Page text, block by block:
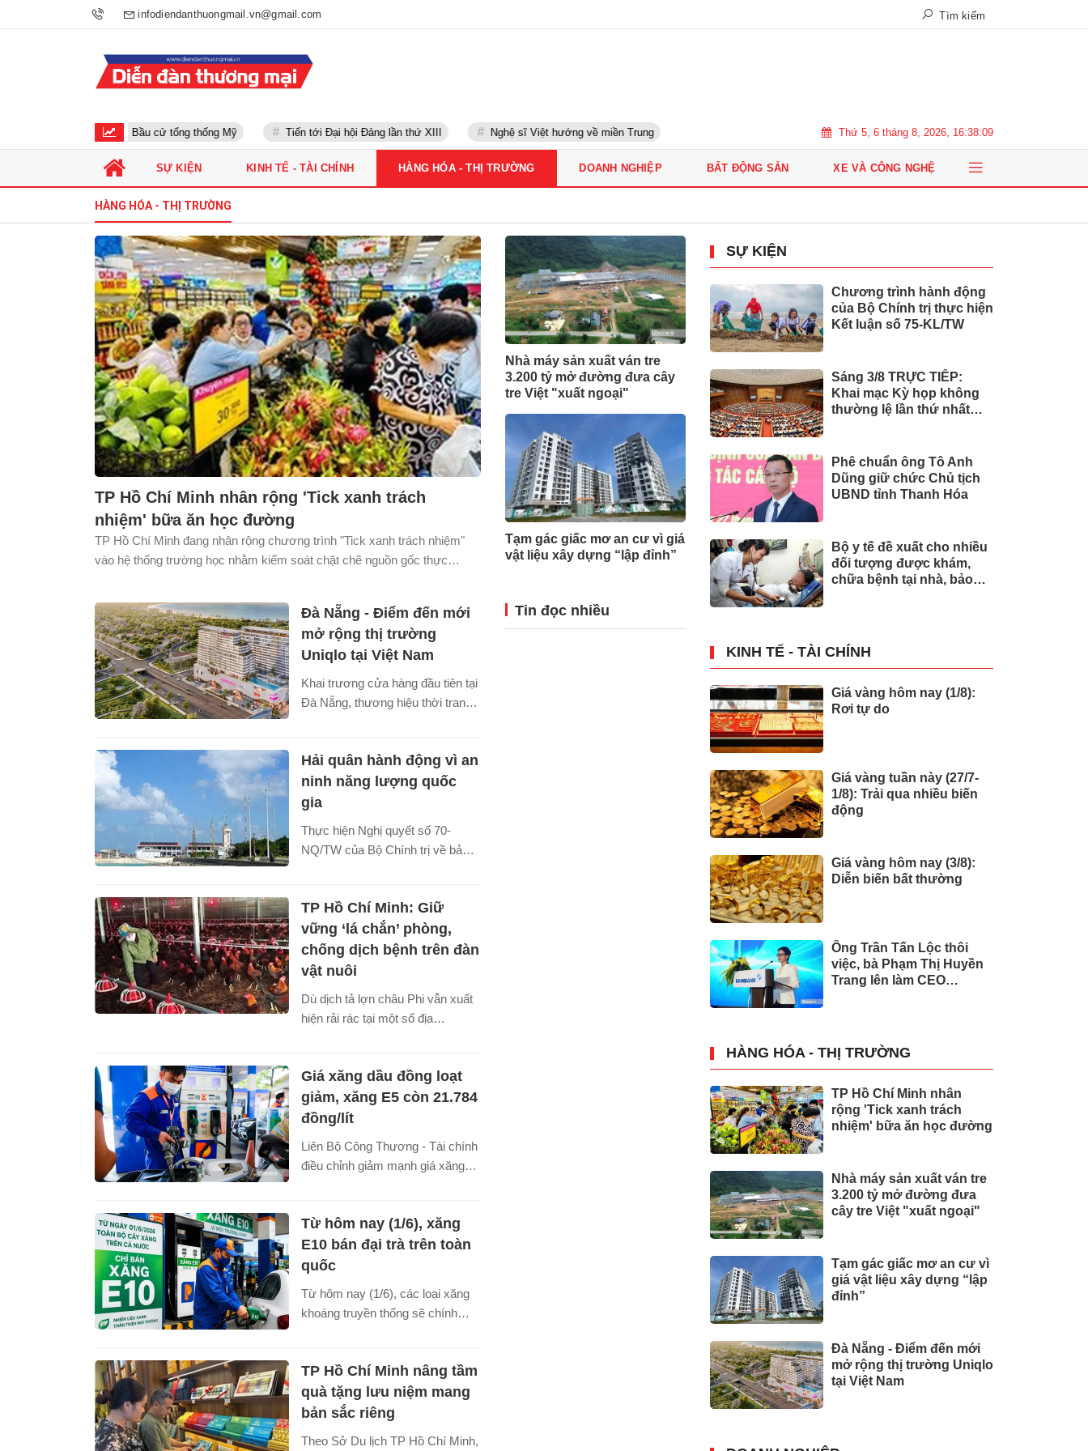
infodiendanthuongmail.vn@gmail.com Tìm kiếm
Bầu cử tổng thống Mỹ Tiến tới Đại hội Đảng lần thứ XIII Nghệ sĩ Việt hướng về miền Trung Thứ 5, 6 tháng 8, 2026, 16:38:10
SỰ KIỆN KINH TẾ - TÀI CHÍNH HÀNG HÓA - THỊ TRƯỜNG DOANH NGHIỆP BẤT ĐỘNG SẢN XE VÀ CÔNG NGHỆ
HÀNG HÓA - THỊ TRƯỜNG
TP Hồ Chí Minh nhân rộng 'Tick xanh trách
nhiệm' bữa ăn học đường
TP Hồ Chí Minh đang nhân rộng chương trình "Tick xanh trách nhiệm"
vào hệ thống trường học nhằm kiểm soát chặt chẽ nguồn gốc thực
niềm tin của phụ huynh đối với an toàn thực phẩm học đường.
Nhà máy sản xuất ván tre
3.200 tỷ mở đường đưa cây
tre Việt "xuất ngoại"
Tạm gác giấc mơ an cư vì giá
vật liệu xây dựng “lập đỉnh”
Đà Nẵng - Điểm đến mới
mở rộng thị trường
Uniqlo tại Việt Nam
Khai trương cửa hàng đầu tiên tại
Đà Nẵng, thương hiệu thời trang
khẳng định cam kết lâu dài với
trung tâm kinh tế của miền Trung.
Hải quân hành động vì an
ninh năng lượng quốc
gia
Thực hiện Nghị quyết số 70-
NQ/TW của Bộ Chính trị về bảo
2045, Đảng ủy, Bộ Tư lệnh Vùng
4 Hải quân đã tập trung nâng cao
nhận thức và trách nhiệm của
cán bộ, chiến sĩ trong quản lý, sử
quả.
TP Hồ Chí Minh: Giữ
vững ‘lá chắn’ phòng,
chống dịch bệnh trên đàn
vật nuôi
Dù dịch tả lợn châu Phi vẫn xuất
hiện rải rác tại một số địa
dịch bệnh trên đàn vật nuôi, bảo
đảm nguồn cung thực phẩm và
tăng cường xử lý các vi phạm
Giá xăng dầu đồng loạt
giảm, xăng E5 còn 21.784
đồng/lít
Liên Bộ Công Thương - Tài chính
điều chỉnh giảm mạnh giá xăng
đồng/lít, thấp hơn đáng kể mặt
bằng khu vực.
Từ hôm nay (1/6), xăng
E10 bán đại trà trên toàn
quốc
Từ hôm nay (1/6), các loại xăng
khoáng truyền thống sẽ chính
còn hai lựa chọn là xăng E5 và
E10.
TP Hồ Chí Minh nâng tầm
quà tặng lưu niệm mang
bản sắc riêng
Theo Sở Du lịch TP Hồ Chí Minh,
Tin đọc nhiều
SỰ KIỆN
Chương trình hành động
của Bộ Chính trị thực hiện
Kết luận số 75-KL/TW
Sáng 3/8 TRỰC TIẾP:
Khai mạc Kỳ họp không
thường lệ lần thứ nhất
Phê chuẩn ông Tô Anh
Dũng giữ chức Chủ tịch
UBND tỉnh Thanh Hóa
Bộ y tế đề xuất cho nhiều
đối tượng được khám,
chữa bệnh tại nhà, bảo
KINH TẾ - TÀI CHÍNH
Giá vàng hôm nay (1/8):
Rơi tự do
Giá vàng tuần này (27/7-
1/8): Trải qua nhiều biến
động
Giá vàng hôm nay (3/8):
Diễn biến bất thường
Ông Trần Tấn Lộc thôi
việc, bà Phạm Thị Huyền
Trang lên làm CEO
HÀNG HÓA - THỊ TRƯỜNG
TP Hồ Chí Minh nhân
rộng 'Tick xanh trách
nhiệm' bữa ăn học đường
Nhà máy sản xuất ván tre
3.200 tỷ mở đường đưa
cây tre Việt "xuất ngoại"
Tạm gác giấc mơ an cư vì
giá vật liệu xây dựng “lập
đỉnh”
Đà Nẵng - Điểm đến mới
mở rộng thị trường Uniqlo
tại Việt Nam